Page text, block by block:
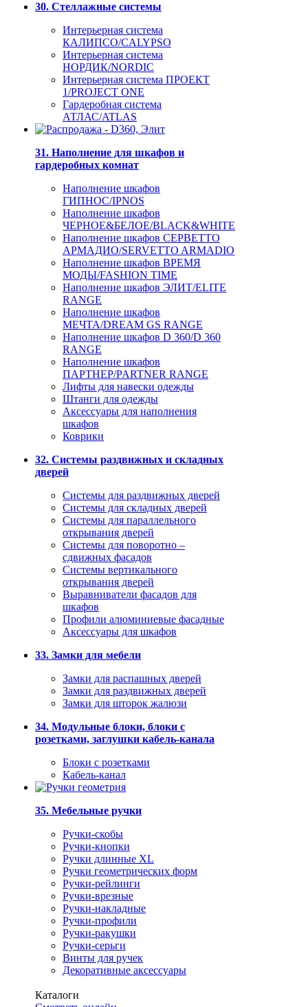
30. Стеллажные системы
Интерьерная система
КАЛИПСО/CALYPSO
Интерьерная система
НОРДИК/NORDIC
Интерьерная система ПРОЕКТ
1/PROJECT ONE
Гардеробная система
АТЛАС/ATLAS
31. Наполнение для шкафов и
гардеробных комнат
Наполнение шкафов
ГИПНОС/IPNOS
Наполнение шкафов
ЧЕРНОЕ&БЕЛОЕ/BLACK&WHITE
Наполнение шкафов СЕРВЕТТО
АРМАДИО/SERVETTO ARMADIO
Наполнение шкафов ВРЕМЯ
МОДЫ/FASHION TIME
Наполнение шкафов ЭЛИТ/ELITE
RANGE
Наполнение шкафов
МЕЧТА/DREAM GS RANGE
Наполнение шкафов D 360/D 360
RANGE
Наполнение шкафов
ПАРТНЕР/PARTNER RANGE
Лифты для навески одежды
Штанги для одежды
Аксессуары для наполнения
шкафов
Коврики
32. Системы раздвижных и складных
дверей
Системы для раздвижных дверей
Системы для складных дверей
Системы для параллельного
открывания дверей
Системы для поворотно –
сдвижных фасадов
Системы вертикального
открывания дверей
Выравниватели фасадов для
шкафов
Профили алюминиевые фасадные
Аксессуары для шкафов
33. Замки для мебели
Замки для распашных дверей
Замки для раздвижных дверей
Замки для шторок жалюзи
34. Модульные блоки, блоки с
розетками, заглушки кабель-канала
Блоки с розетками
Кабель-канал
35. Мебельные ручки
Ручки-скобы
Ручки-кнопки
Ручки длинные XL
Ручки геометрических форм
Ручки-рейлинги
Ручки-врезные
Ручки-накладные
Ручки-профили
Ручки-ракушки
Ручки-серьги
Винты для ручек
Декоративные аксессуары
Каталоги